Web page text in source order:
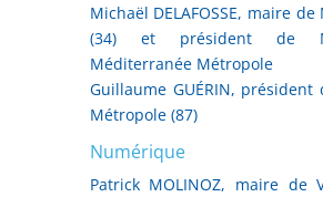
Michaël DELAFOSSE, maire
(34) et président de
Méditerranée Métropole
Guillaume GUÉRIN, président
Métropole (87)
Numérique
Patrick MOLINOZ, maire de